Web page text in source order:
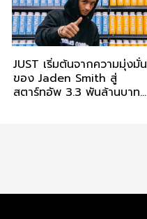
JUST เริ่มต้นจากความมุ่งมั่น
ของ Jaden Smith สู่
สตาร์ทอัพ 3.3 พันล้านบาท